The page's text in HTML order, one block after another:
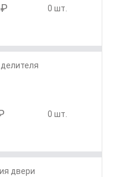
0 шт.
0 шт.
двери